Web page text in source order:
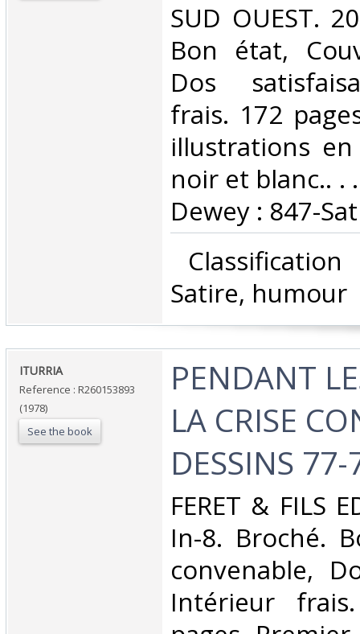
‎SUD OUEST.
Bon état,
Dos
frais. 172
illustrations
noir et blanc.. .
Dewey : 847-
Satire, humour‎
‎ITURRIA‎
Reference : R260153893
(1978)
See the book
‎PENDANT
LA CRISE
DESSINS
‎FERET & FILS
In-8. Broché.
convenable,
Intérieur